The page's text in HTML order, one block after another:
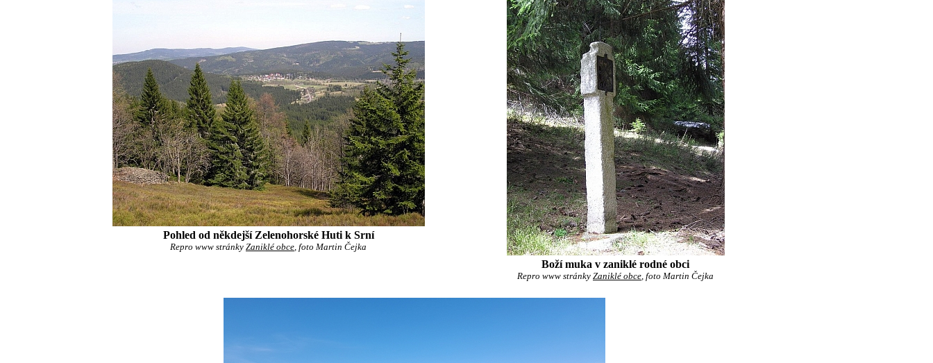
Pohled od někdejší Zelenohorské Huti k Srní
Repro www stránky Zaniklé obce, foto Martin Čejka
Boží muka v zaniklé rodné obci
Repro www stránky Zaniklé obce, foto Martin Čejka